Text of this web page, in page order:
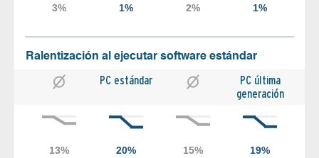
Ralentización al ejecutar software estándar
PC estándar
PC última
generación